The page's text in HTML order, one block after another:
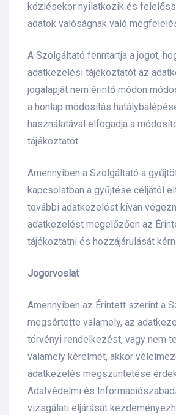
közlésekor nyilatkozik és
adatok valóságnak való
A Szolgáltató fenntartja a jogot,
adatkezelési tájékoztatót az
jogalapját nem érintő módon
a honlap módosítás
használatával elfogadja a
tájékoztatót.
Amennyiben a Szolgáltató a
kapcsolatban a gyűjtése céljától
további adatkezelést kíván
adatkezelést megelőzően az
tájékoztatni és hozzájárulását
Jogorvoslat
Amennyiben az Érintett szerint a
megsértette valamely, az
törvényi rendelkezést, vagy nem
valamely kérelmét, akkor
adatkezelés megszüntetése
Adatvédelmi és
vizsgálati eljárását